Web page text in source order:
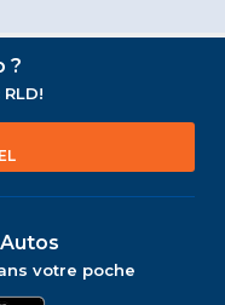
?
votre poche